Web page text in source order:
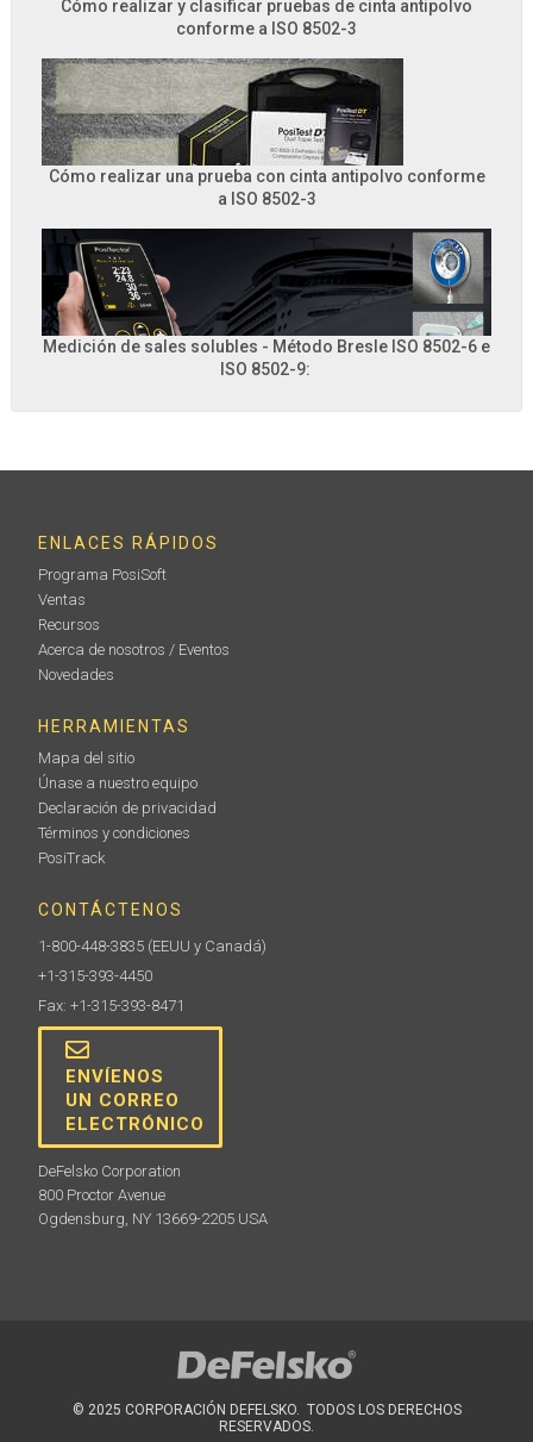
Cómo realizar y clasificar pruebas de cinta antipolvo
conforme a ISO 8502-3
Cómo realizar una prueba con cinta antipolvo conforme
a ISO 8502-3
Medición de sales solubles - Método Bresle ISO 8502-6 e
ISO 8502-9:
ENLACES RÁPIDOS
Programa PosiSoft
Ventas
Recursos
Acerca de nosotros / Eventos
Novedades
HERRAMIENTAS
Mapa del sitio
Únase a nuestro equipo
Declaración de privacidad
Términos y condiciones
PosiTrack
CONTÁCTENOS
1-800-448-3835 (EEUU y Canadá)
+1-315-393-4450
Fax: +1-315-393-8471
ENVÍENOS
UN CORREO
ELECTRÓNICO
DeFelsko Corporation
800 Proctor Avenue
Ogdensburg, NY 13669-2205 USA
© 2025 CORPORACIÓN DEFELSKO. TODOS LOS DERECHOS
RESERVADOS.